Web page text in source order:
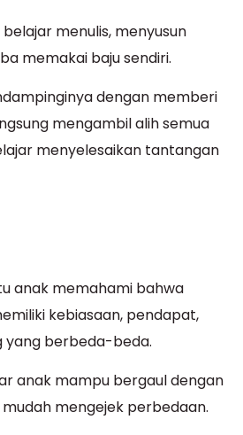
menulis, menyusun
memakai baju sendiri.
dengan memberi
mengambil alih semua
menyelesaikan tantangan
anak memahami bahwa
kebiasaan, pendapat,
berbeda-beda.
anak mampu bergaul dengan
mengejek perbedaan.